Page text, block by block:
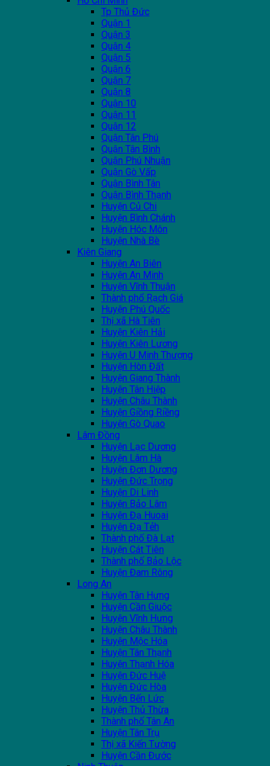
Tp Thủ Đức
Quận 1
Quận 3
Quận 4
Quận 5
Quận 6
Quận 7
Quận 8
Quận 10
Quận 11
Quận 12
Quận Tân Phú
Quận Tân Bình
Quận Phú Nhuận
Quận Gò Vấp
Quận Bình Tân
Quận Bình Thạnh
Huyện Củ Chi
Huyện Bình Chánh
Huyện Hóc Môn
Huyện Nhà Bè
Kiên Giang
Huyện An Biên
Huyện An Minh
Huyện Vĩnh Thuận
Thành phổ Rạch Giá
Huyện Phú Quốc
Thị xã Hà Tiên
Huyện Kiên Hải
Huyện Kiên Lương
Huyện U Minh Thượng
Huyện Hòn Đất
Huyện Giang Thành
Huyện Tân Hiệp
Huyện Châu Thành
Huyện Giồng Riềng
Huyện Gò Quao
Lâm Đồng
Huyện Lạc Dương
Huyện Lâm Hà
Huyện Đơn Dương
Huyện Đức Trọng
Huyện Di Linh
Huyện Bảo Lâm
Huyện Đạ Huoai
Huyện Đạ Tẻh
Thành phố Đà Lạt
Huyện Cát Tiên
Thành phố Bảo Lộc
Huyện Đam Rông
Long An
Huyện Tân Hưng
Huyện Cần Giuộc
Huyện Vĩnh Hưng
Huyện Châu Thành
Huyện Mộc Hóa
Huyện Tân Thạnh
Huyện Thạnh Hóa
Huyện Đức Huệ
Huyện Đức Hòa
Huyện Bến Lức
Huyện Thủ Thừa
Thành phố Tân An
Huyện Tân Trụ
Thị xã Kiến Tường
Huyện Cần Đước